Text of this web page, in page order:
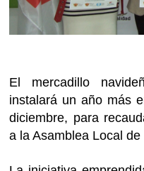
El mercadillo
instalará un año más
diciembre, para
a la Asamblea Local